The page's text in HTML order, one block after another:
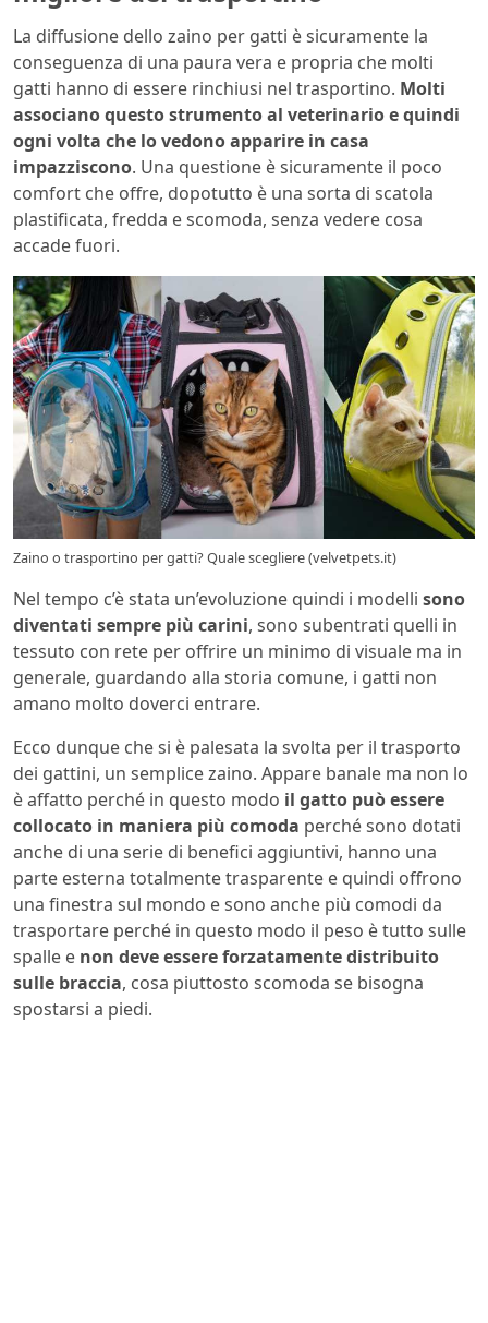
La diffusione dello zaino per gatti è sicuramente la
conseguenza di una paura vera e propria che molti
gatti hanno di essere rinchiusi nel trasportino. Molti
associano questo strumento al veterinario e quindi
ogni volta che lo vedono apparire in casa
impazziscono. Una questione è sicuramente il poco
comfort che offre, dopotutto è una sorta di scatola
plastificata, fredda e scomoda, senza vedere cosa
accade fuori.
Zaino o trasportino per gatti? Quale scegliere (velvetpets.it)
Nel tempo c’è stata un’evoluzione quindi i modelli sono
diventati sempre più carini, sono subentrati quelli in
tessuto con rete per offrire un minimo di visuale ma in
generale, guardando alla storia comune, i gatti non
amano molto doverci entrare.
Ecco dunque che si è palesata la svolta per il trasporto
dei gattini, un semplice zaino. Appare banale ma non lo
è affatto perché in questo modo il gatto può essere
collocato in maniera più comoda perché sono dotati
anche di una serie di benefici aggiuntivi, hanno una
parte esterna totalmente trasparente e quindi offrono
una finestra sul mondo e sono anche più comodi da
trasportare perché in questo modo il peso è tutto sulle
spalle e non deve essere forzatamente distribuito
sulle braccia, cosa piuttosto scomoda se bisogna
spostarsi a piedi.